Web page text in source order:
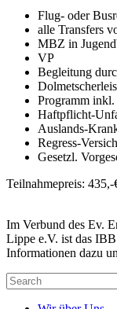
Flug- oder
alle Transfers
MBZ in
VP
Begleitung
Programm
Haftpflicht-
Auslands-
Regress-
Gesetzl.
Teilnahmepreis: 435,-
Im Verbund des Ev.
Lippe e.V. ist das
Informationen dazu